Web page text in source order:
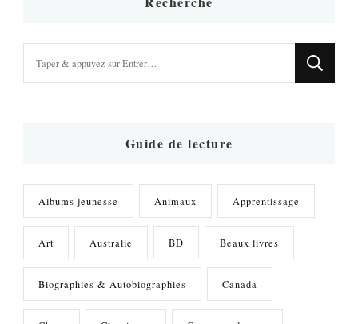
Guide de lecture
Albums jeunesse Animaux Apprentissage
Art Australie BD Beaux livres
Biographies & Autobiographies Canada